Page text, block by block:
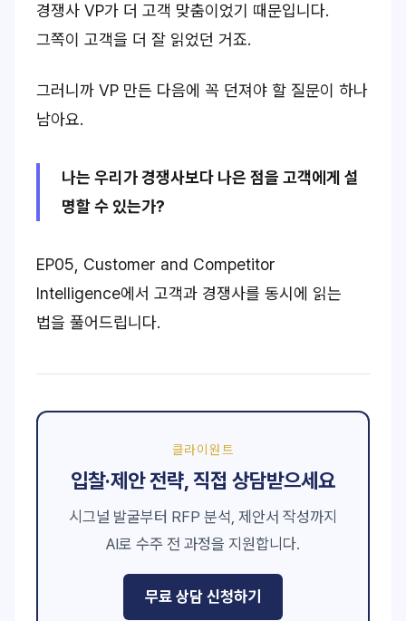
경쟁사 VP가 더 고객 맞춤이었기 때문입니다.
그쪽이 고객을 더 잘 읽었던 거죠.
그러니까 VP 만든 다음에 꼭 던져야 할 질문이 하나
남아요.
나는 우리가 경쟁사보다 나은 점을 고객에게 설
명할 수 있는가?
EP05, Customer and Competitor
Intelligence에서 고객과 경쟁사를 동시에 읽는
법을 풀어드립니다.
클라이원트
입찰·제안 전략, 직접 상담받으세요
시그널 발굴부터 RFP 분석, 제안서 작성까지
AI로 수주 전 과정을 지원합니다.
무료 상담 신청하기